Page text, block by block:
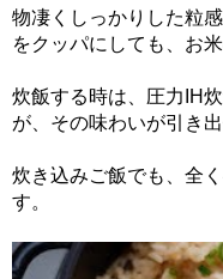
物凄くしっかりした粒
をクッパにしても、お
炊飯する時は、圧力IH
が、その味わいが引き出
炊き込みご飯でも、全
す。